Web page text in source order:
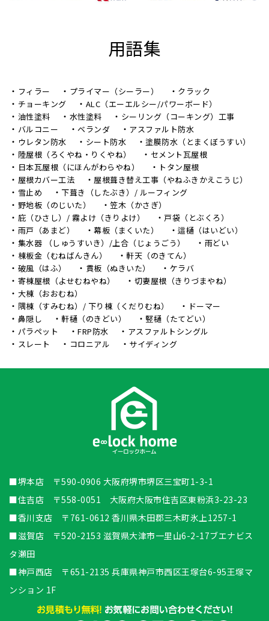
用語集
フィラー プライマー（シーラー）
クラック
チョーキング
ALC（エーエルシー/パワーボード）
油性塗料
水性塗料
シーリング（コーキング）工事
バルコニー
ベランダ
アスファルト防水
ウレタン防水
シート防水
塗膜防水（とまくぼうすい）
陸屋根（ろくやね・りくやね）
セメント瓦屋根
日本瓦屋根（にほんがわらやね）
トタン屋根
屋根カバー工法
屋根葺き替え工事（やねふきかえこうじ）
雪止め
下葺き（したぶき）/ ルーフィング
野地板（のじいた）
笠木（かさぎ）
庇（ひさし）/ 霧よけ（きりよけ）
戸袋（とぶくろ）
雨戸（あまど）
幕板（まくいた）
這樋（はいどい）
集水器 （しゅうすいき）/上合（じょうごう）
雨どい
棟板金（むねばんきん）
軒天（のきてん）
破風（はふ）
貫板（ぬきいた）
ケラバ
寄棟屋根（よせむねやね）
切妻屋根（きりづまやね）
大棟（おおむね）
隅棟（すみむね）/ 下り棟（くだりむね）
ドーマー
鼻隠し
軒樋（のきどい）
竪樋（たてどい）
パラペット
FRP防水
アスファルトシングル
スレート
コロニアル サイディング
■堺本店 〒590-0906 大阪府堺市堺区三宝町1-3-1
■住吉店 〒558-0051 大阪府大阪市住吉区東粉浜3-23-23
■香川支店 〒761-0612 香川県木田郡三木町氷上1257-1
■滋賀店 〒520-2153 滋賀県大津市一里山6-2-17ブエナビス
タ瀬田
■神戸西店 〒651-2135 兵庫県神戸市西区王塚台6-95王塚マ
ンション 1F